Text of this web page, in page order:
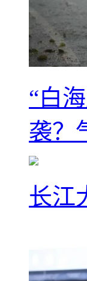
“白
袭？
长江